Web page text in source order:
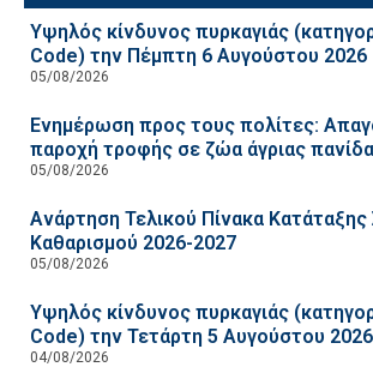
Υψηλός κίνδυνος πυρκαγιάς
Code) την Πέμπτη 6 Αυγούστου 2026
05/08/2026
Ενημέρωση προς τους πολίτες:
παροχή τροφής σε ζώα άγριας
05/08/2026
Ανάρτηση Τελικού Πίνακα Κατάταξης
Καθαρισμού 2026-2027
05/08/2026
Υψηλός κίνδυνος πυρκαγιάς
Code) την Τετάρτη 5 Αυγούστου 2026
04/08/2026